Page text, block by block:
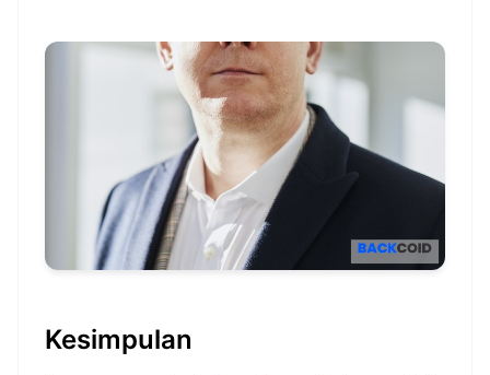
Kesimpulan